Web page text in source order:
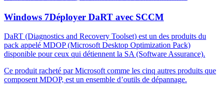
Windows 7Déployer DaRT avec SCCM
DaRT (Diagnostics and Recovery Toolset) est un des produits du
pack appelé MDOP (Microsoft Desktop Optimization Pack)
disponible pour ceux qui détiennent la SA (Software Assurance).
Ce produit racheté par Microsoft comme les cinq autres produits que
composent MDOP, est un ensemble d’outils de dépannage.